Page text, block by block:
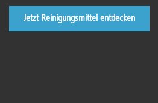
Jetzt Reinigungsmittel entdecken